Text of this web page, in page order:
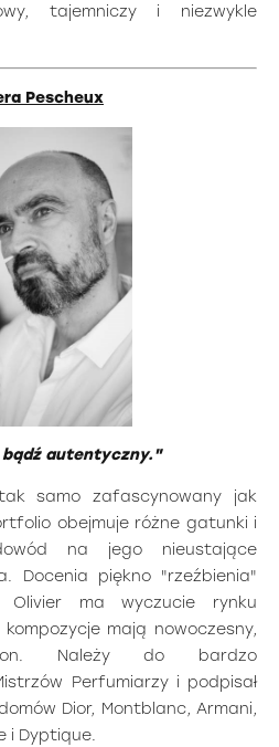
tajemniczy i niezwykle
Pescheux
bądź autentyczny."
samo zafascynowany jak
obejmuje różne gatunki i
na jego nieustające
Docenia piękno "rzeźbienia"
Olivier ma wyczucie rynku
mają nowoczesny,
ton. Należy do bardzo
Perfumiarzy i podpisał
Dior, Montblanc, Armani,
i Dyptique.